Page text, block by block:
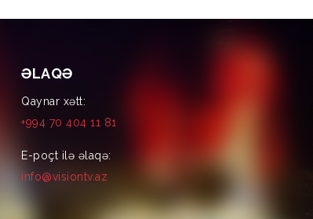
ƏLAQƏ
Qaynar xətt:
+994 70 404 11 81
E-poçt ilə əlaqə:
info@visiontv.az